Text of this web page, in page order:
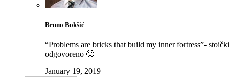
Bruno Bokšić
“Problems are bricks that build my inner fortress”- stoički
odgovoreno 🙂
January 19, 2019